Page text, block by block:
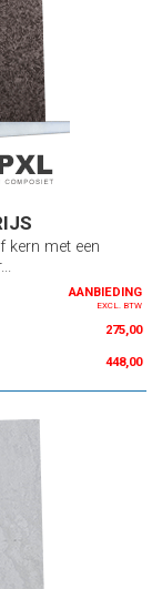
kern met een
AANBIEDING
EXCL. BTW
275,00
448,00